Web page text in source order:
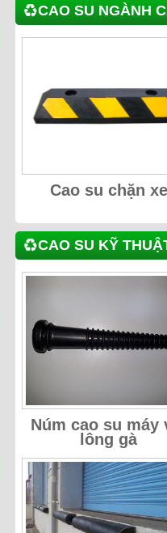
CAO SU NGÀNH
Cao su chặn xe
CAO SU KỸ
Núm cao su máy
lông gà